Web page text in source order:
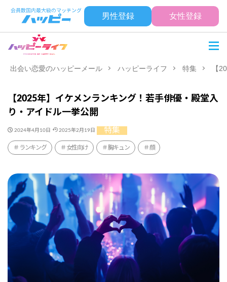
男性登録 女性登録
出会い恋愛のハッピーメール ハッピーライフ 特集 【
【2025年】イケメンランキング！若手俳優・殿堂入
り・アイドル一挙公開
2024年4月10日 2025年2月19日 特集
ランキング 女性向け 胸キュン 顔